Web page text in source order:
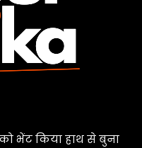
भेंट किया हाथ से बुना